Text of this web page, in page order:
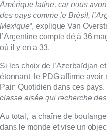
Amérique latine, car nous
des pays comme le Brésil,
Mexique”, explique Van
l’Argentine compte déjà 36
où il y en a 33.
Si les choix de l’Azerbaïdjan
étonnant, le PDG affirme avoir
Pain Quotidien dans ces pays.
classe aisée qui recherche
Au total, la chaîne de
dans le monde et vise un